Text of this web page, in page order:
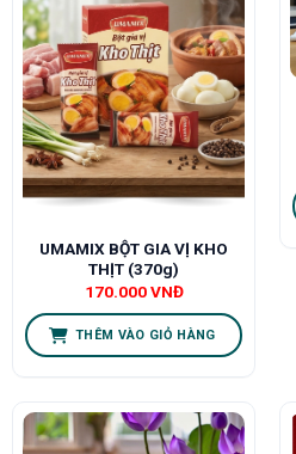
UMAMIX BỘT GIA VỊ KHO
THỊT (370g)
170.000VNĐ
THÊM VÀO GIỎ HÀNG